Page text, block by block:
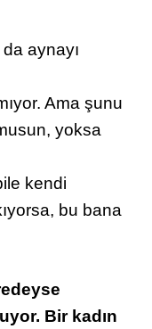
aynayı
Ama şunu
yoksa
kendi
bu bana
Bir kadın